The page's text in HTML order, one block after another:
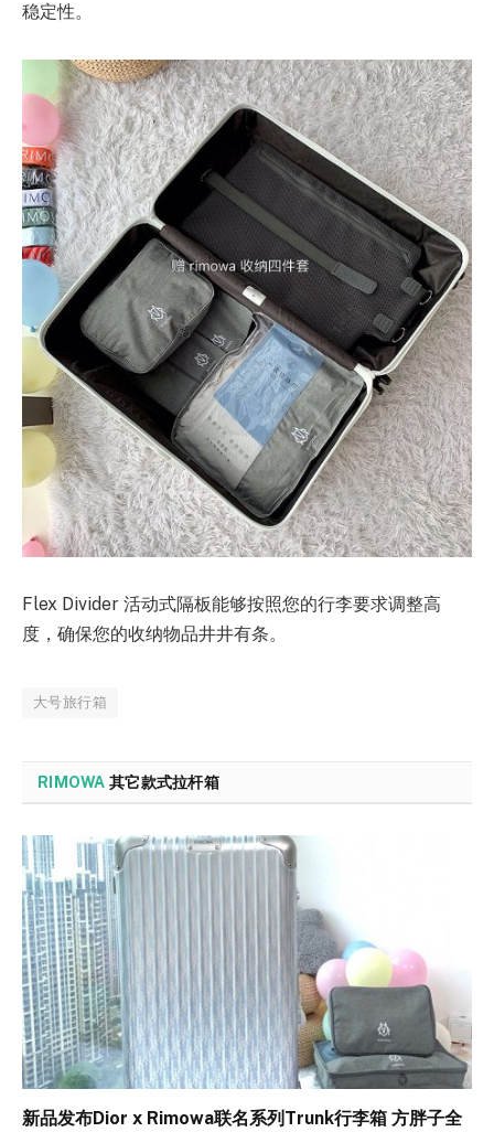
稳定性。
Flex Divider 活动式隔板能够按照您的行李要求调整高
度，确保您的收纳物品井井有条。
大号旅行箱
RIMOWA 其它款式拉杆箱
新品发布Dior x Rimowa联名系列Trunk行李箱 方胖子全